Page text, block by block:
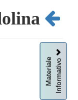
MaterialeInformativo